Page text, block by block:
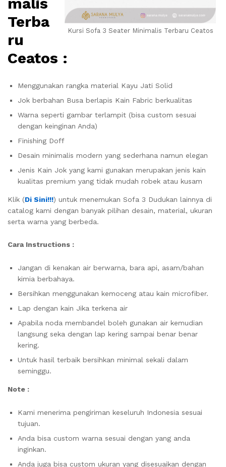
Kursi Sofa 3 Seater Minimalis Terbaru Ceatos
Terba
ru
Ceatos :
Menggunakan rangka material Kayu Jati Solid
Jok berbahan Busa berlapis Kain Fabric berkualitas
Warna seperti gambar terlampit (bisa custom sesuai
dengan keinginan Anda)
Finishing Doff
Desain minimalis modern yang sederhana namun elegan
Jenis Kain Jok yang kami gunakan merupakan jenis kain
kualitas premium yang tidak mudah robek atau kusam
Klik (Di Sini!!!) untuk menemukan Sofa 3 Dudukan lainnya di
catalog kami dengan banyak pilihan desain, material, ukuran
serta warna yang berbeda.
Cara Instructions :
Jangan di kenakan air berwarna, bara api, asam/bahan
kimia berbahaya.
Bersihkan menggunakan kemoceng atau kain microfiber.
Lap dengan kain Jika terkena air
Apabila noda membandel boleh gunakan air kemudian
langsung seka dengan lap kering sampai benar benar
kering.
Untuk hasil terbaik bersihkan minimal sekali dalam
seminggu.
Note :
Kami menerima pengiriman keseluruh Indonesia sesuai
tujuan.
Anda bisa custom warna sesuai dengan yang anda
inginkan.
Anda juga bisa custom ukuran yang disesuaikan dengan